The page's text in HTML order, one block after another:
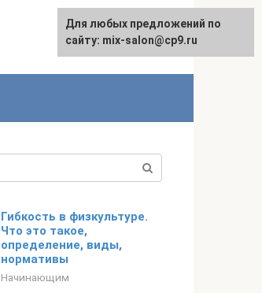
Гибкость в физкультуре.
Что это такое,
определение, виды,
нормативы
Начинающим
Для любых предложений по
сайту: mix-salon@cp9.ru